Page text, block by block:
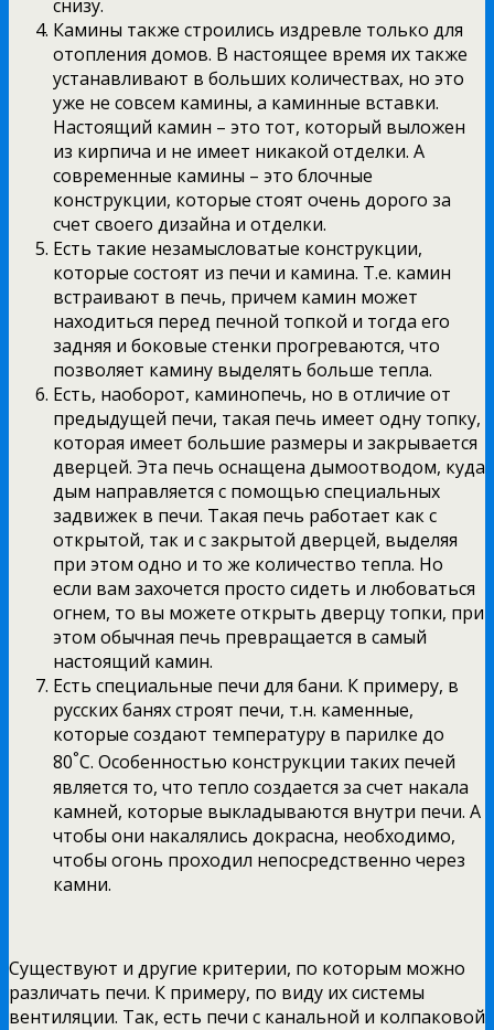
снизу.
Камины также строились издревле только для
отопления домов. В настоящее время их также
устанавливают в больших количествах, но это
уже не совсем камины, а каминные вставки.
Настоящий камин – это тот, который выложен
из кирпича и не имеет никакой отделки. А
современные камины – это блочные
конструкции, которые стоят очень дорого за
счет своего дизайна и отделки.
Есть такие незамысловатые конструкции,
которые состоят из печи и камина. Т.е. камин
встраивают в печь, причем камин может
находиться перед печной топкой и тогда его
задняя и боковые стенки прогреваются, что
позволяет камину выделять больше тепла.
Есть, наоборот, каминопечь, но в отличие от
предыдущей печи, такая печь имеет одну топку,
которая имеет большие размеры и закрывается
дверцей. Эта печь оснащена дымоотводом, куда
дым направляется с помощью специальных
задвижек в печи. Такая печь работает как с
открытой, так и с закрытой дверцей, выделяя
при этом одно и то же количество тепла. Но
если вам захочется просто сидеть и любоваться
огнем, то вы можете открыть дверцу топки, при
этом обычная печь превращается в самый
настоящий камин.
Есть специальные печи для бани. К примеру, в
русских банях строят печи, т.н. каменные,
которые создают температуру в парилке до
80°С. Особенностью конструкции таких печей
является то, что тепло создается за счет накала
камней, которые выкладываются внутри печи. А
чтобы они накалялись докрасна, необходимо,
чтобы огонь проходил непосредственно через
камни.
Существуют и другие критерии, по которым можно
различать печи. К примеру, по виду их системы
вентиляции. Так, есть печи с канальной и колпаковой